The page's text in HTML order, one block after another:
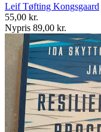
Leif Tøfting Kongsgaard
55,00 kr.
Nypris 89,00 kr.